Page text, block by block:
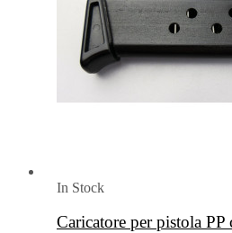
In Stock
Caricatore per pistola PP